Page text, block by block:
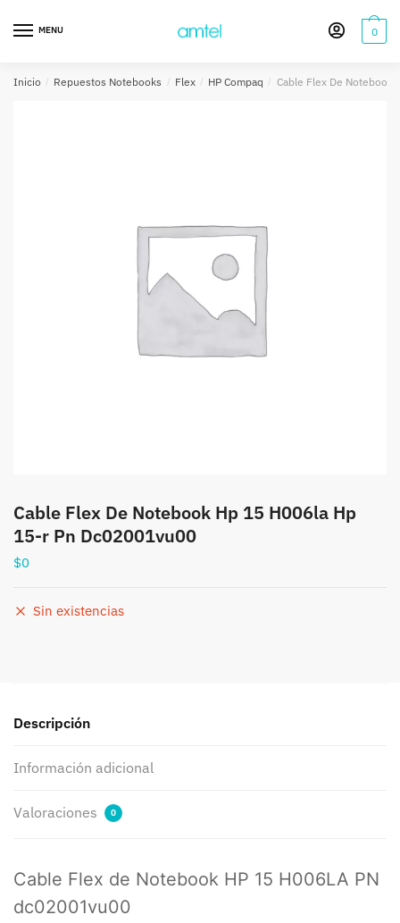
navegación
MENU 0
Inicio / Repuestos Notebooks / Flex / HP Compaq / Cable Flex De Notebook
Cable Flex De Notebook Hp 15 H006la Hp
15-r Pn Dc02001vu00
$0
Sin existencias
Descripción
Información adicional
Valoraciones 0
Cable Flex de Notebook HP 15 H006LA PN
dc02001vu00